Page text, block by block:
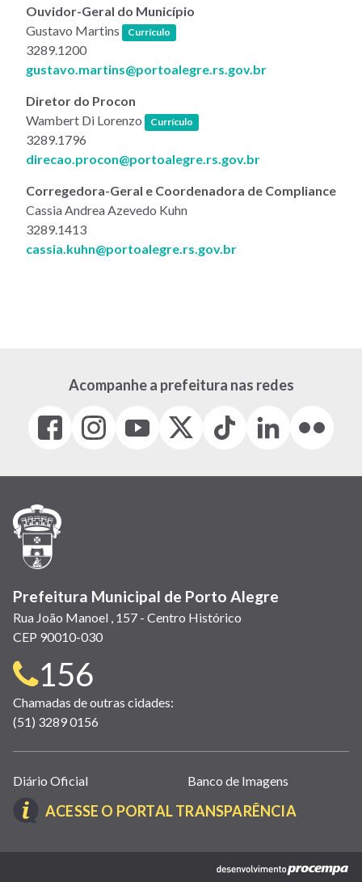
Ouvidor-Geral do Município​
Gustavo Martins
Currículo
(link abre em nova janela)
3289.1200
gustavo.martins@portoalegre.rs.gov.br
Diretor do Procon
Wambert Di Lorenzo
Currículo
(link abre em nova janela)
3289.1796
direcao.procon@portoalegre.rs.gov.br
Corregedora-Geral e Coordenadora de Compliance
Cassia Andrea Azevedo Kuhn
3289.1413
cassia.kuhn@portoalegre.rs.gov.br
Acompanhe a prefeitura nas redes
Facebook
(link
em
janela)
Instagram
(link
em
(link
em
(Antigo
(link
Tiktok
(link
em
LinkedIn
(link
em
(link
em
Prefeitura Municipal de Porto Alegre
Rua João Manoel , 157 - Centro Histórico
CEP 90010-030
Telefone
para
contato:
156
Chamadas de outras cidades:
(51) 3289 0156
Links
úteis
(abrem
Diário Oficial Banco de Imagens
ACESSE O PORTAL TRANSPARÊNCIA(LINK
EM
NOVA